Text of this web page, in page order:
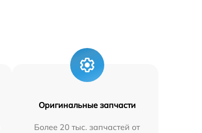
Оригинальные запчасти
Более 20 тыс. запчастей от